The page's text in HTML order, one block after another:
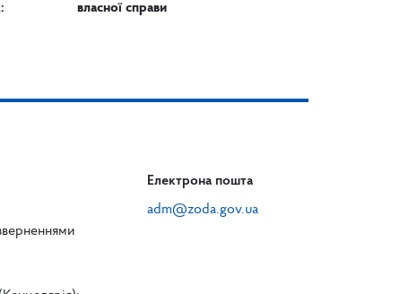
власної справи
Електрона пошта
adm@zoda.gov.ua